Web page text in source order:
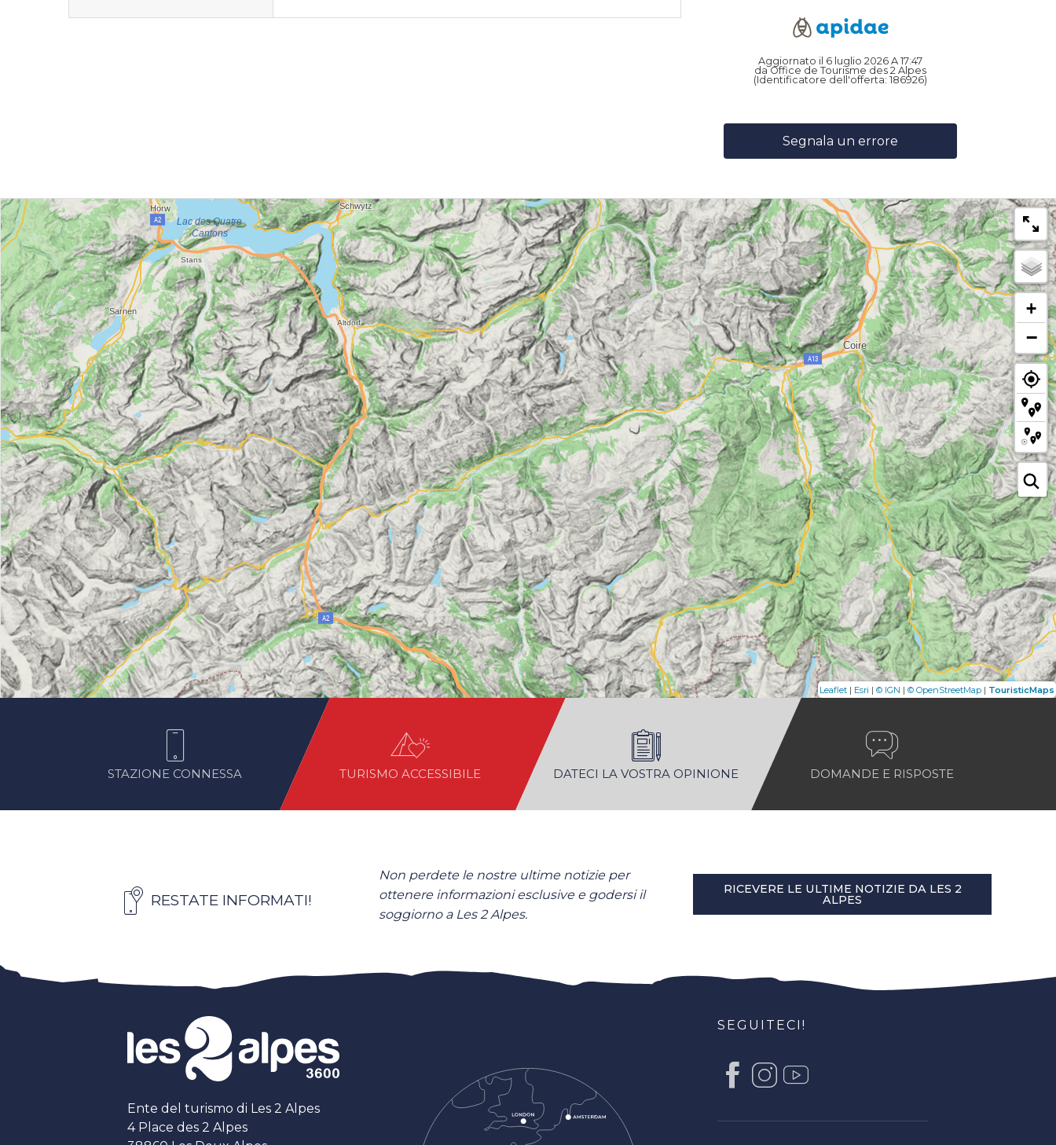
Aggiornato il 6 luglio 2026 A 17:47
da Office de Tourisme des 2 Alpes
(Identificatore dell'offerta: 186926)
Segnala un errore
+
−
Leaflet | Esri | © IGN | © OpenStreetMap | TouristicMaps
STAZIONE CONNESSA TURISMO ACCESSIBILE DATECI LA VOSTRA OPINIONE DOMANDE E RISPOSTE
RESTATE INFORMATI!
Non perdete le nostre ultime notizie per
ottenere informazioni esclusive e godersi il
soggiorno a Les 2 Alpes.
RICEVERE LE ULTIME NOTIZIE DA LES 2
ALPES
Ente del turismo di Les 2 Alpes
4 Place des 2 Alpes
SEGUITECI!